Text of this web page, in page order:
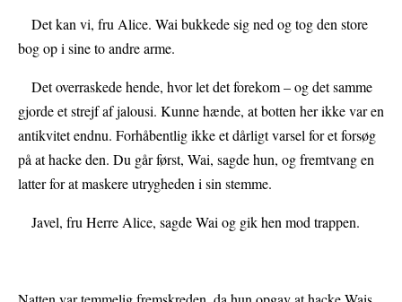
Det kan vi, fru Alice. Wai bukkede sig ned og tog den store
bog op i sine to andre arme.
Det overraskede hende, hvor let det forekom – og det samme
gjorde et strejf af jalousi. Kunne hænde, at botten her ikke var en
antikvitet endnu. Forhåbentlig ikke et dårligt varsel for et forsøg
på at hacke den. Du går først, Wai, sagde hun, og fremtvang en
latter for at maskere utrygheden i sin stemme.
Javel, fru Herre Alice, sagde Wai og gik hen mod trappen.